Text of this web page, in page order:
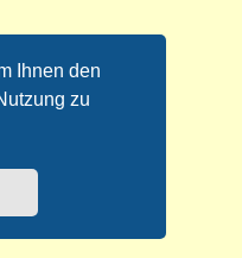
Ihnen den
zu